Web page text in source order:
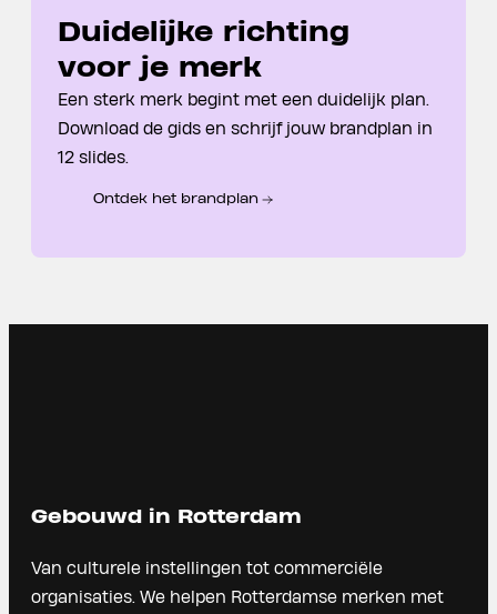
Duidelijke richting
voor je merk
Een sterk merk begint met een duidelijk plan.
Download de gids en schrijf jouw brandplan in
12 slides.
Ontdek het brandplan
Gebouwd in Rotterdam
Van culturele instellingen tot commerciële
organisaties. We helpen Rotterdamse merken met